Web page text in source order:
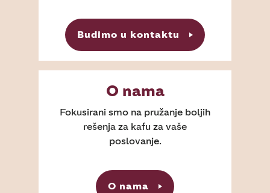
Budimo u kontaktu
O nama
Fokusirani smo na pružanje boljih
rešenja za kafu za vaše
poslovanje.
O nama